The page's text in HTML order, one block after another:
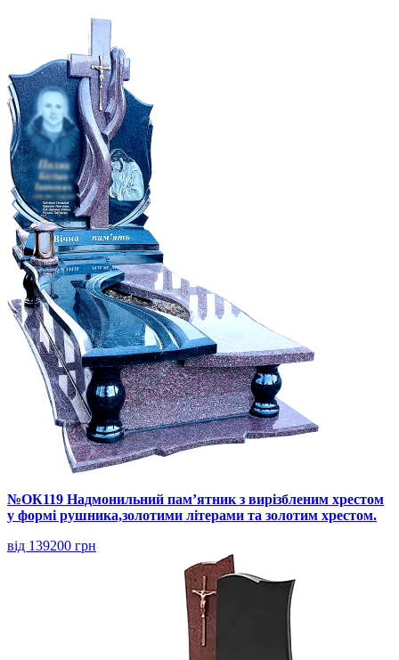
№ОК119 Надмонильний пам’ятник з вирізбленим хрестом
у формі рушника,золотими літерами та золотим хрестом.
від 139200 грн